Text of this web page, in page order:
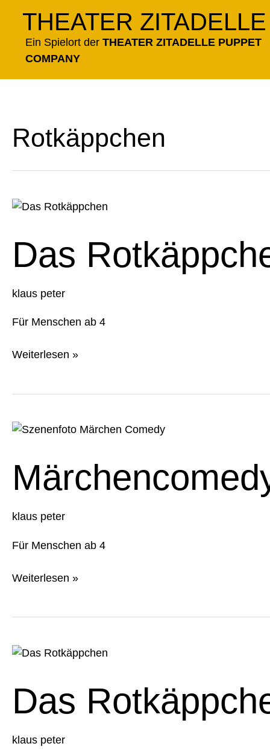
springen
THEATER ZITADELLE
Ein Spielort der THEATER ZITADELLE PUPPET
COMPANY
Rotkäppchen
Das
klaus peter
Für Menschen ab 4
Das
Weiterlesen »
klaus peter
Für Menschen ab 4
Märchencomedy
Rotkäppchen
Weiterlesen »
Das
klaus peter
Das